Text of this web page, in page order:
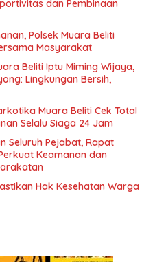
dan Pembinaan
Polsek Muara Beliti
Masyarakat
Beliti Iptu Miming Wijaya,
Lingkungan Bersih,
Muara Beliti Cek Total
Selalu Siaga 24 Jam
Seluruh Pejabat, Rapat
Keamanan dan
Hak Kesehatan Warga